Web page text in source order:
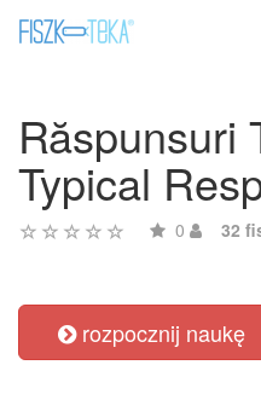
Răspunsuri
Typical
0 32
rozpocznij naukę